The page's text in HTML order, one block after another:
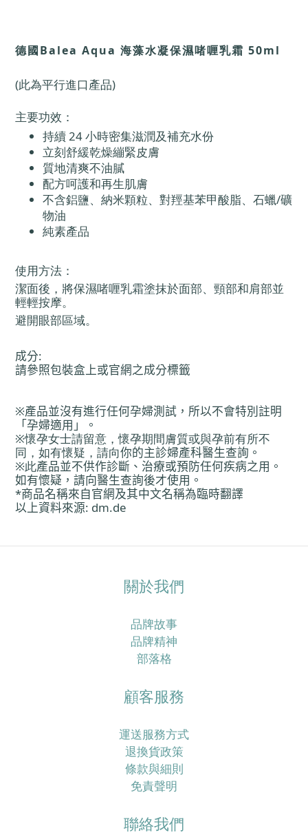
德國Balea Aqua 海藻水凝保濕啫喱乳霜 50ml
(此為平行進口產品)
主要功效：
持續 24 小時密集滋潤及補充水份
立刻舒緩乾燥繃緊皮膚
質地清爽不油膩
配方呵護和再生肌膚
不含鋁鹽、納米顆粒、對羥基苯甲酸脂、石蠟/礦
物油
純素產品
使用方法：
潔面後，將保濕啫喱乳霜塗抹於面部、頸部和肩部並
輕輕按摩。
避開眼部區域。
成分:
請參照包裝盒上或官網之成分標籤
※產品並沒有進行任何孕婦測試，所以不會特別註明
「孕婦適用」。
※懷孕女士請留意，懷孕期間膚質或與孕前有所不
同，如有懷疑，請向你的主診婦產科醫生查詢。
※此產品並不供作診斷、治療或預防任何疾病之用。
如有懷疑，請向醫生查詢後才使用。
*商品名稱來自官網及其中文名稱為臨時翻譯
以上資料來源: dm.de
關於我們
品牌故事
品牌精神
部落格
顧客服務
運送服務方式
退換貨政策
條款與細則
免責聲明
聯絡我們